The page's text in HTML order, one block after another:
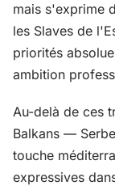
mais s'exprime
les Slaves de
priorités
ambition
Au-delà de ces
Balkans —
touche
expressives